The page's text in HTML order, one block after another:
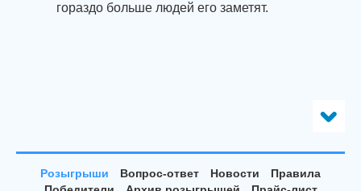
гораздо больше людей его заметят.
Розыгрыши Вопрос-ответ Новости
Правила